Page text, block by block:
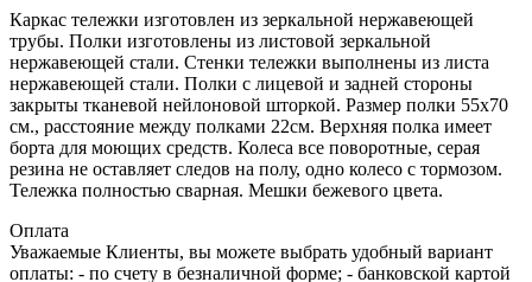
Каркас тележки изготовлен из зеркальной нержавеющей
трубы. Полки изготовлены из листовой зеркальной
нержавеющей стали. Стенки тележки выполнены из листа
нержавеющей стали. Полки с лицевой и задней стороны
закрыты тканевой нейлоновой шторкой. Размер полки 55х70
см., расстояние между полками 22см. Верхняя полка имеет
борта для моющих средств. Колеса все поворотные, серая
резина не оставляет следов на полу, одно колесо с тормозом.
Тележка полностью сварная. Мешки бежевого цвета.
Оплата
Уважаемые Клиенты, вы можете выбрать удобный вариант
оплаты: - по счету в безналичной форме; - банковской картой